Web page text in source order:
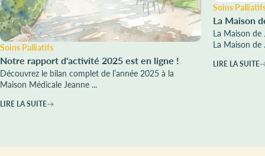
Soins Palliatifs
Notre rapport d'activité 2025 est en ligne !
Découvrez le bilan complet de l’année 2025 à la
Maison Médicale Jeanne ...
LIRE LA SUITE
Soins
La Maison
La Maison de
La Maison de
LIRE LA SUITE